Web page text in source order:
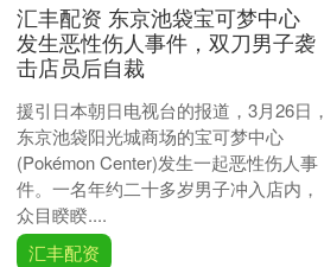
汇丰配资 东京池袋宝可梦中心
发生恶性伤人事件，双刀男子袭
击店员后自裁
援引日本朝日电视台的报道，3月26日，
东京池袋阳光城商场的宝可梦中心
(Pokémon Center)发生一起恶性伤人事
件。一名年约二十多岁男子冲入店内，
众目睽睽....
汇丰配资